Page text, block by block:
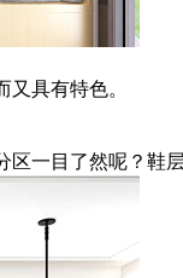
具有特色。
一目了然呢？鞋